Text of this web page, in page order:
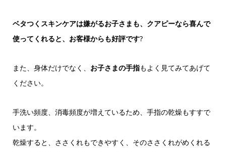
ベタつくスキンケアは嫌がるお子さまも、クアピーなら喜んで
使ってくれると、お客様からも好評です?
また、身体だけでなく、 お子さまの手指もよく見てみてあげて
ください。
手洗い頻度、消毒頻度が増えているため、手指の乾燥もすすで
います。
乾燥すると、ささくれもできやすく、そのささくれがめくれる